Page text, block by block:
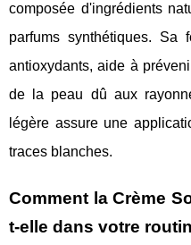
composée d'ingrédients
parfums synthétiques. Sa
antioxydants, aide à
de la peau dû aux
légère assure une
traces blanches.
Comment la Crème
t-elle dans votre